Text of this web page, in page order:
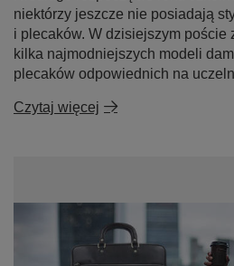
niektórzy jeszcze nie posiadają
i plecaków. W dzisiejszym poście
kilka najmodniejszych modeli
plecaków odpowiednich na
Czytaj więcej